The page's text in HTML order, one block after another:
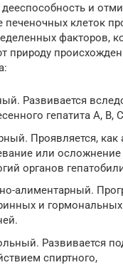
и
печеночных клеток
факторов,
природу
Развивается
гепатита А, В,
Проявляется, как
или осложнение
органов
алиментарный.
и гормональных
Развивается
спиртного,